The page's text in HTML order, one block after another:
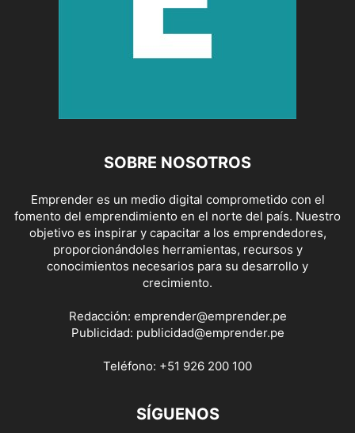
SOBRE NOSOTROS
Emprender es un medio digital comprometido con el
fomento del emprendimiento en el norte del país. Nuestro
objetivo es inspirar y capacitar a los emprendedores,
proporcionándoles herramientas, recursos y
conocimientos necesarios para su desarrollo y
crecimiento.
Redacción: emprender@emprender.pe
Publicidad: publicidad@emprender.pe
Teléfono: +51 926 200 100
SÍGUENOS